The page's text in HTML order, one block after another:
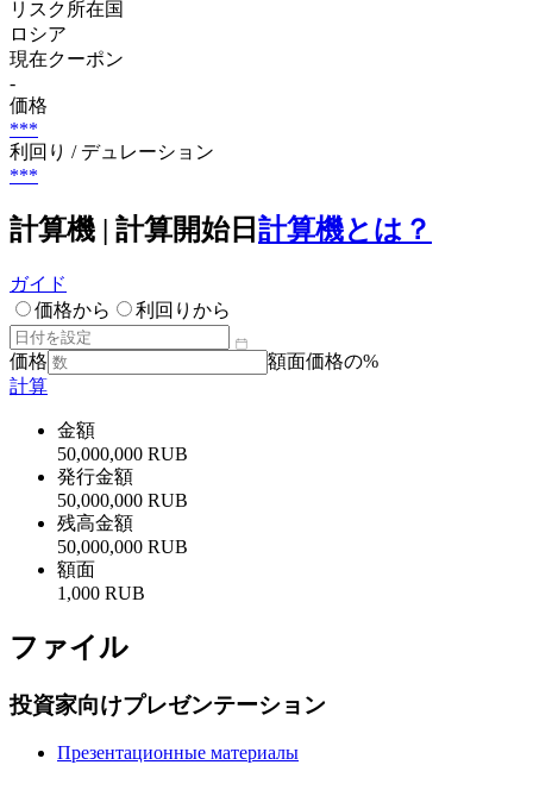
リスク所在国
ロシア
現在クーポン
-
価格
***
利回り / デュレーション
***
計算機 | 計算開始日 計算機とは？
ガイド
価格から
利回りから
価格
額面価格の%
計算
金額
50,000,000 RUB
発行金額
50,000,000 RUB
残高金額
50,000,000 RUB
額面
1,000 RUB
ファイル
投資家向けプレゼンテーション
Презентационные материалы